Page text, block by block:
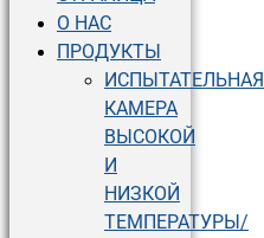
О НАС
ПРОДУКТЫ
ИСПЫТАТЕЛЬНАЯ
КАМЕРА
ВЫСОКОЙ
И
НИЗКОЙ
ТЕМПЕРАТУРЫ/